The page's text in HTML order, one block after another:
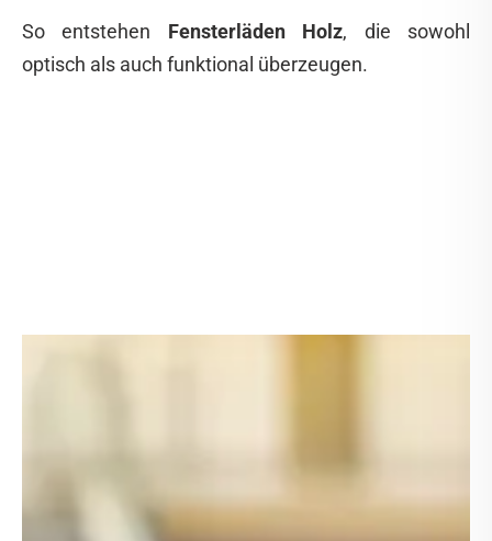
So entstehen Fensterläden Holz, die sowohl
optisch als auch funktional überzeugen.